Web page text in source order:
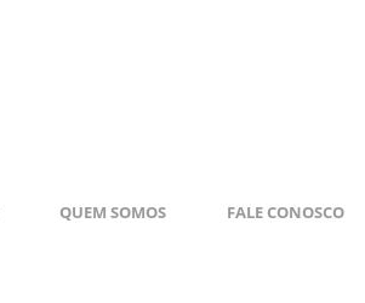
QUEM SOMOS FALE CONOSCO